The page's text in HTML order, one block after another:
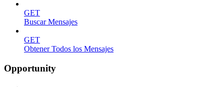
GET
Buscar Mensajes
GET
Obtener Todos los Mensajes
Opportunity